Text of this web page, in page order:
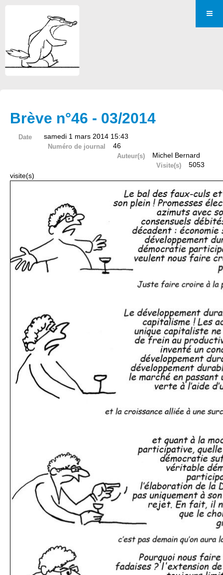
Brève n°46 - 03/2014
Date samedi 1 mars 2014 15:43
Numéro de journal 46
Auteur(s) Michel Bernard
Visite(s)
5053
visite(s)